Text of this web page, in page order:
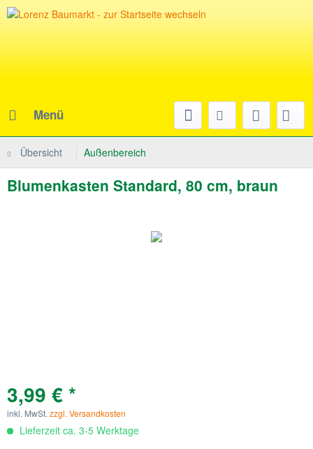
Menü
Übersicht Außenbereich
Blumenkasten Standard, 80 cm, braun
3,99 € *
inkl. MwSt. zzgl. Versandkosten
Lieferzeit ca. 3-5 Werktage